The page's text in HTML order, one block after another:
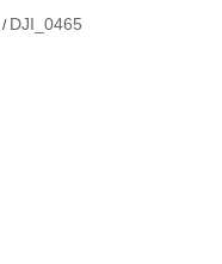
DJI_0465